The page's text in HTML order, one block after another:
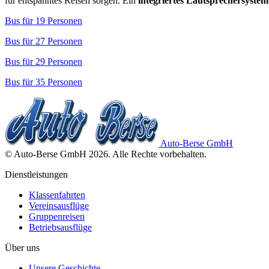
Bus für 19 Personen
Bus für 27 Personen
Bus für 29 Personen
Bus für 35 Personen
Auto-Berse GmbH
© Auto-Berse GmbH 2026. Alle Rechte vorbehalten.
Dienstleistungen
Klassenfahrten
Vereinsausflüge
Gruppenreisen
Betriebsausflüge
Über uns